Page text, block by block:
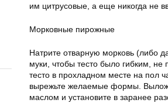
им цитрусовые, а еще никогда не
Морковные пирожные
Натрите отварную морковь (либо
муки, чтобы тесто было гибким,
тесто в прохладном месте на пол
вырежьте желаемые формы.
маслом и установите в заранее